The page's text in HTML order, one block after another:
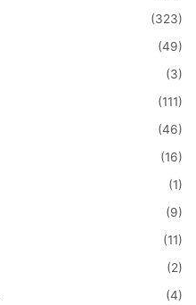
(323)
(49)
(3)
(111)
(46)
(16)
(1)
(9)
(11)
(2)
(4)